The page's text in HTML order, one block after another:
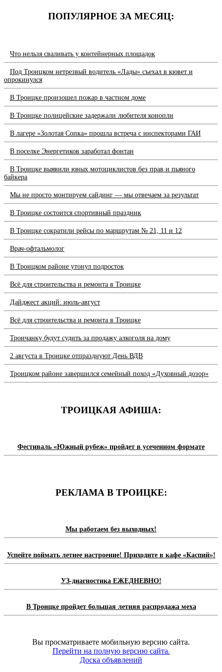
ПОПУЛЯРНОЕ ЗА МЕСЯЦ:
Что нельзя сваливать у контейнерных площадок
Под Троицком нетрезвый водитель «Лады» съехал в кювет и
опрокинулся
В Троицке произошел пожар в частном доме
В Троицке полицейские задержали любителя конопли
В лагере «Золотая Сопка» прошла встреча с инспекторами ГАИ
В поселке Энергетиков заработал фонтан
В Троицке выявили юных мотоциклистов без прав и пьяного
байкера
Мы не просто монтируем сайдинг — мы отвечаем за результат
В Троицке состоится спортивный праздник
В Троицке сократили рейсы по маршрутам № 21, 11 и 12
Врач-офтальмолог
В Троицком районе утонул подросток
Всё для строительства и ремонта в Троицке
Дайджест акций: июль-август
Всё для строительства и ремонта в Троицке
Троичанку будут судить за продажу алкоголя на дому
2 августа в Троицке отпразднуют День ВДВ
Троицком районе завершился семейный поход «Духовный дозор»
ТРОИЦКАЯ АФИША:
Фестиваль «Южный рубеж» пройдет в усеченном формате
РЕКЛАМА В ТРОИЦКЕ:
Мы работаем без выходных!
Успейте поймать летнее настроение! Приходите в кафе «Каспий»!
УЗ-диагностика ЕЖЕДНЕВНО!
В Троицке пройдет большая летняя распродажа меха
Вы просматриваете мобильную версию сайта.
Перейти на полную версию сайта.
Доска объявлений